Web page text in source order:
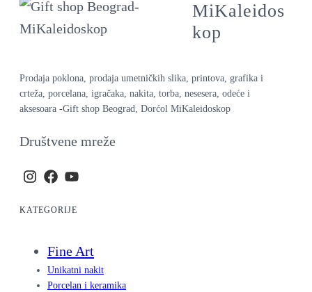
MiKaleidos
kop
Prodaja poklona, prodaja umetničkih slika, printova, grafika i
crteža, porcelana, igračaka, nakita, torba, nesesera, odeće i
aksesoara -Gift shop Beograd, Dorćol MiKaleidoskop
Društvene mreže
KATEGORIJE
Fine Art
Unikatni nakit
Porcelan i keramika